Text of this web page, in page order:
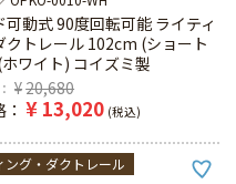
可動式 90度回転可能 ライティ
クトレール 102cm (ショート
ワイト) コイズミ製
¥20,680
¥ 13,020 税込
ング・ダクトレール